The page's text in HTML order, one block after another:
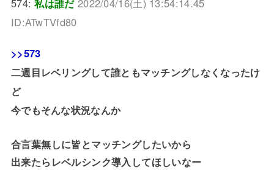
574:私は誰だ 2022/04/16(土) 13:54:14.45
ID:ATwTVfd80
>>573
二週目レベリングして誰ともマッチングしなくなったけ
ど
今でもそんな状況なんか
合言葉無しに皆とマッチングしたいから
出来たらレベルシンク導入してほしいなー